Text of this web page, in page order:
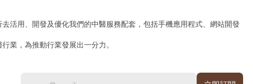
活用、開發及優化我們的中醫服務配套，包括手機應用程式、網站開發
業，為推動行業發展出一分力。